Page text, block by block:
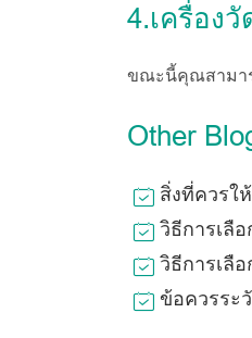
4.เครื่อง
ขณะนี้คุณสามาร
Other
สิ่งที่ควรใ
วิธีการเลื
วิธีการเลื
ข้อควรระ